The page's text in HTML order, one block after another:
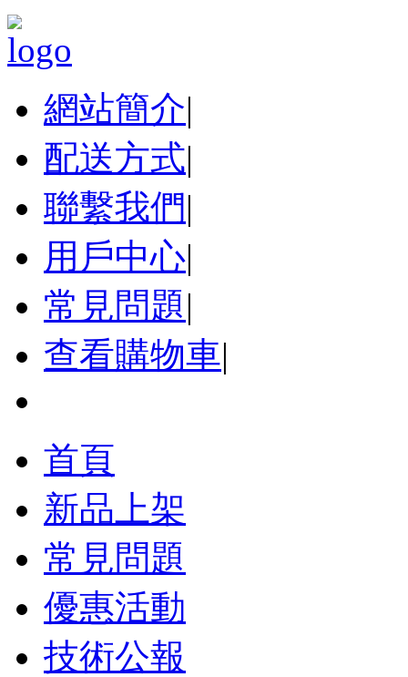
網站簡介|
配送方式|
聯繫我們|
用戶中心|
常見問題|
查看購物車|
首頁
新品上架
常見問題
優惠活動
技術公報